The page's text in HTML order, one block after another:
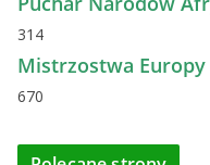
314
Mistrzostwa Europy
670